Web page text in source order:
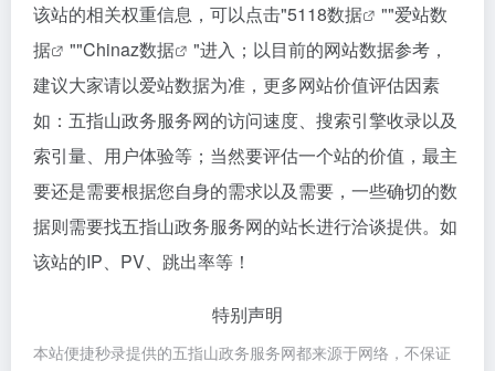
该站的相关权重信息，可以点击"5118数据 ""爱站数
据
""Chinaz数据
"进入；以目前的网站数据参考，
建议大家请以爱站数据为准，更多网站价值评估因素
如：五指山政务服务网的访问速度、搜索引擎收录以及
索引量、用户体验等；当然要评估一个站的价值，最主
要还是需要根据您自身的需求以及需要，一些确切的数
据则需要找五指山政务服务网的站长进行洽谈提供。如
该站的IP、PV、跳出率等！
特别声明
本站便捷秒录提供的五指山政务服务网都来源于网络，不保证